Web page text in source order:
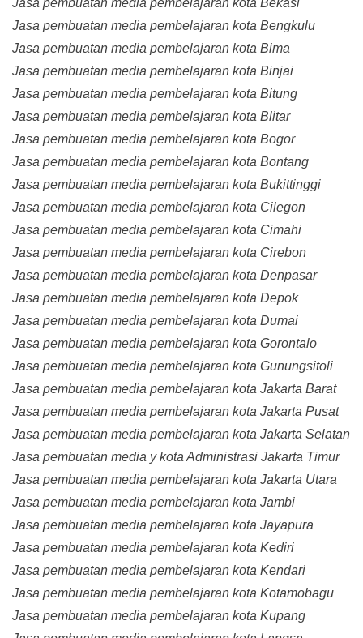
Jasa pembuatan media pembelajaran kota Bekasi
Jasa pembuatan media pembelajaran kota Bengkulu
Jasa pembuatan media pembelajaran kota Bima
Jasa pembuatan media pembelajaran kota Binjai
Jasa pembuatan media pembelajaran kota Bitung
Jasa pembuatan media pembelajaran kota Blitar
Jasa pembuatan media pembelajaran kota Bogor
Jasa pembuatan media pembelajaran kota Bontang
Jasa pembuatan media pembelajaran kota Bukittinggi
Jasa pembuatan media pembelajaran kota Cilegon
Jasa pembuatan media pembelajaran kota Cimahi
Jasa pembuatan media pembelajaran kota Cirebon
Jasa pembuatan media pembelajaran kota Denpasar
Jasa pembuatan media pembelajaran kota Depok
Jasa pembuatan media pembelajaran kota Dumai
Jasa pembuatan media pembelajaran kota Gorontalo
Jasa pembuatan media pembelajaran kota Gunungsitoli
Jasa pembuatan media pembelajaran kota Jakarta Barat
Jasa pembuatan media pembelajaran kota Jakarta Pusat
Jasa pembuatan media pembelajaran kota Jakarta Selatan
Jasa pembuatan media y kota Administrasi Jakarta Timur
Jasa pembuatan media pembelajaran kota Jakarta Utara
Jasa pembuatan media pembelajaran kota Jambi
Jasa pembuatan media pembelajaran kota Jayapura
Jasa pembuatan media pembelajaran kota Kediri
Jasa pembuatan media pembelajaran kota Kendari
Jasa pembuatan media pembelajaran kota Kotamobagu
Jasa pembuatan media pembelajaran kota Kupang